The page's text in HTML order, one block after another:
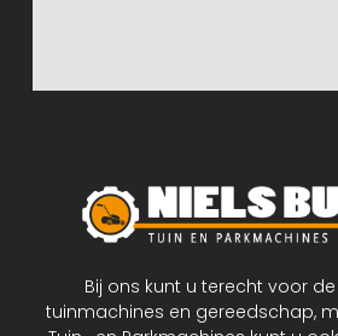
Bij ons kunt u terecht voor
tuinmachines en gereedschap,